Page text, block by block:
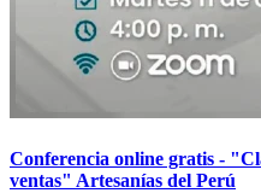
Conferencia online gratis -
ventas" Artesanías del Perú